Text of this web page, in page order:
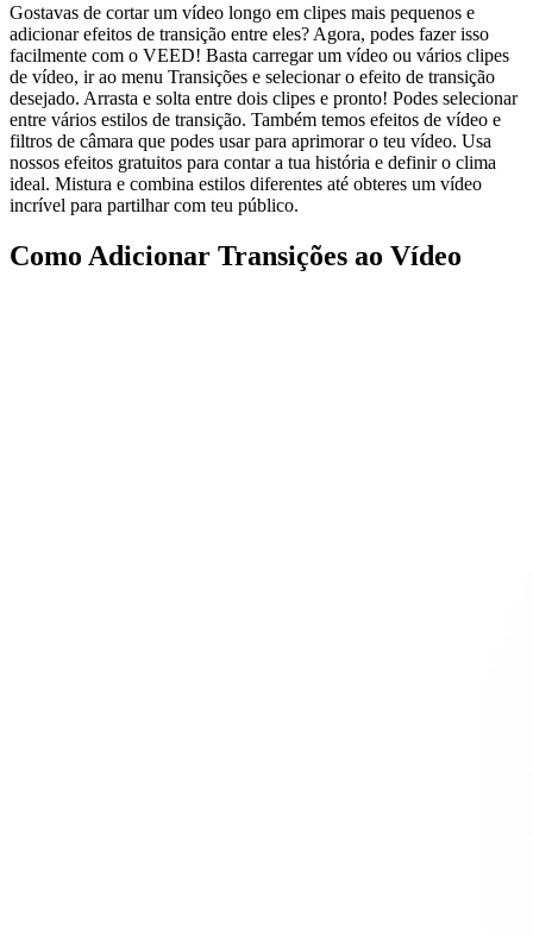
Gostavas de cortar um vídeo longo em clipes mais pequenos e
adicionar efeitos de transição entre eles? Agora, podes fazer isso
facilmente com o VEED! Basta carregar um vídeo ou vários clipes
de vídeo, ir ao menu Transições e selecionar o efeito de transição
desejado. Arrasta e solta entre dois clipes e pronto! Podes selecionar
entre vários estilos de transição. Também temos efeitos de vídeo e
filtros de câmara que podes usar para aprimorar o teu vídeo. Usa
nossos efeitos gratuitos para contar a tua história e definir o clima
ideal. Mistura e combina estilos diferentes até obteres um vídeo
incrível para partilhar com teu público.
Como Adicionar Transições ao Vídeo